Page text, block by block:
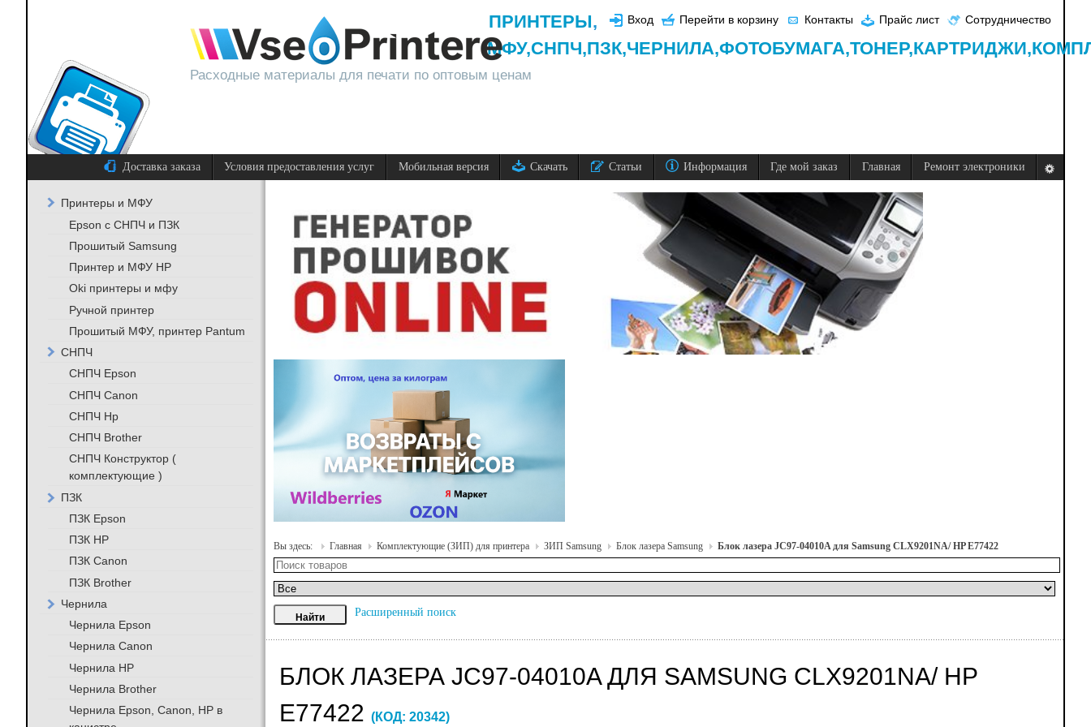
Расходные материалы для печати по оптовым ценам
Вход Перейти в корзину Контакты Прайс лист Сотрудничество
ПРИНТЕРЫ,
МФУ,СНПЧ,ПЗК,ЧЕРНИЛА,ФОТОБУМАГА,ТОНЕР,КАРТРИДЖИ,
Доставка заказа Условия предоставления услуг Мобильная версия Скачать Статьи Информация Где мой заказ Главная Ремонт электроники
Вы здесь: Главная Комплектующие (ЗИП) для принтера ЗИП Samsung Блок лазера Samsung Блок лазера JC97-04010A для Samsung CLX9201NA/ HP E77422
Расширенный поиск
БЛОК ЛАЗЕРА JC97-04010A ДЛЯ SAMSUNG CLX9201NA/ HP
E77422 (КОД: 20342)
Принтеры и МФУ
Epson с СНПЧ и ПЗК
Прошитый Samsung
Принтер и МФУ HP
Oki принтеры и мфу
Ручной принтер
Прошитый МФУ, принтер Pantum
СНПЧ
СНПЧ Epson
СНПЧ Canon
СНПЧ Hp
СНПЧ Brother
СНПЧ Конструктор (
комплектующие )
ПЗК
ПЗК Epson
ПЗК HP
ПЗК Canon
ПЗК Brother
Чернила
Чернила Epson
Чернила Canon
Чернила HP
Чернила Brother
Чернила Epson, Canon, HP в